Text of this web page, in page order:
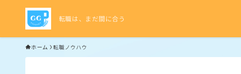
転職は、まだ間に合う
ホーム 転職ノウハウ